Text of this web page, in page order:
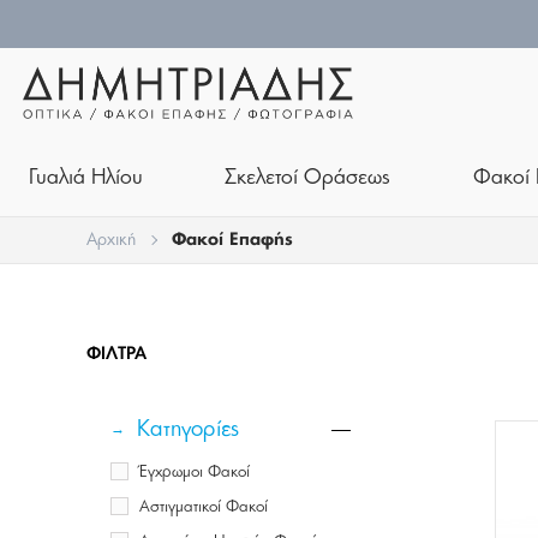
Γυαλιά Ηλίου Σκελετοί Οράσεως Φακοί
Αρχική Φακοί Επαφής
ΦΊΛΤΡΑ
Κατηγορίες
Έγχρωμοι Φακοί
Αστιγματικοί Φακοί